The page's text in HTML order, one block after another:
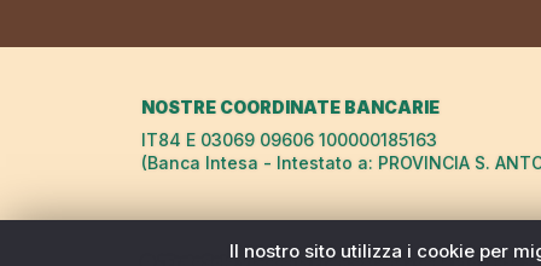
NOSTRE COORDINATE BANCARIE
IT84 E 03069 09606 100000185163
(Banca Intesa - Intestato a: PROVINCIA S.
© "FrateSole Viaggeria Francescana" della Provincia
Il nostro sito utilizza i cookie per